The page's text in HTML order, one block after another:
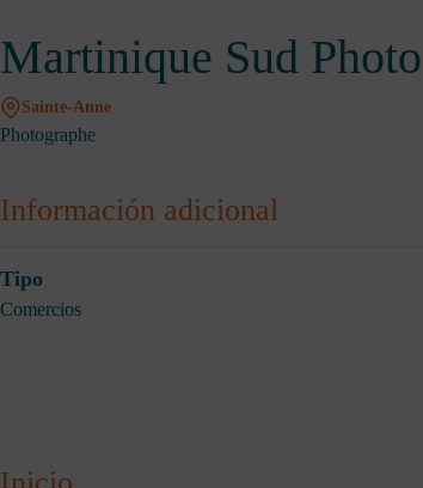
Martinique Sud Photo
Sainte-Anne
Photographe
Información adicional
Tipo
Comercios